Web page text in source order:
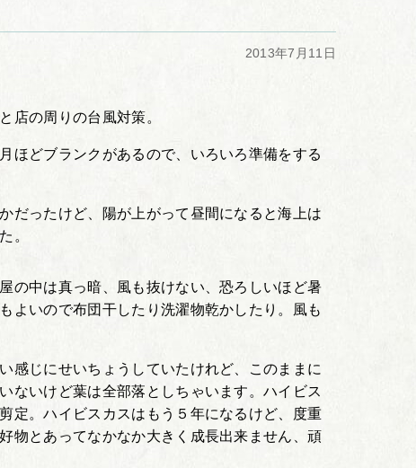
2013年7月11日
店の周りの台風対策。
ほどブランクがあるので、いろいろ準備をする
だったけど、陽が上がって昼間になると海上は
。
の中は真っ暗、風も抜けない、恐ろしいほど暑
よいので布団干したり洗濯物乾かしたり。風も
感じにせいちょうしていたけれど、このままに
ないけど葉は全部落としちゃいます。ハイビス
定。ハイビスカスはもう５年になるけど、度重
物とあってなかなか大きく成長出来ません、頑